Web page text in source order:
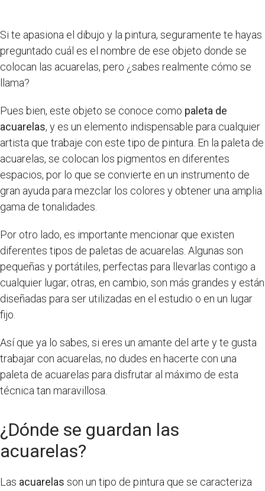
Si te apasiona el dibujo y la pintura, seguramente te hayas
preguntado cuál es el nombre de ese objeto donde se
colocan las acuarelas, pero ¿sabes realmente cómo se
llama?
Pues bien, este objeto se conoce como paleta de
acuarelas, y es un elemento indispensable para cualquier
artista que trabaje con este tipo de pintura. En la paleta de
acuarelas, se colocan los pigmentos en diferentes
espacios, por lo que se convierte en un instrumento de
gran ayuda para mezclar los colores y obtener una amplia
gama de tonalidades.
Por otro lado, es importante mencionar que existen
diferentes tipos de paletas de acuarelas. Algunas son
pequeñas y portátiles, perfectas para llevarlas contigo a
cualquier lugar; otras, en cambio, son más grandes y están
diseñadas para ser utilizadas en el estudio o en un lugar
fijo.
Así que ya lo sabes, si eres un amante del arte y te gusta
trabajar con acuarelas, no dudes en hacerte con una
paleta de acuarelas para disfrutar al máximo de esta
técnica tan maravillosa.
¿Dónde se guardan las
acuarelas?
Las acuarelas son un tipo de pintura que se caracteriza